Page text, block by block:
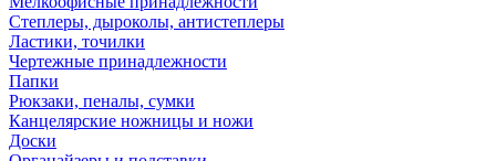
Степлеры, дыроколы, антистеплеры
Ластики, точилки
Чертежные принадлежности
Папки
Рюкзаки, пеналы, сумки
Канцелярские ножницы и ножи
Доски